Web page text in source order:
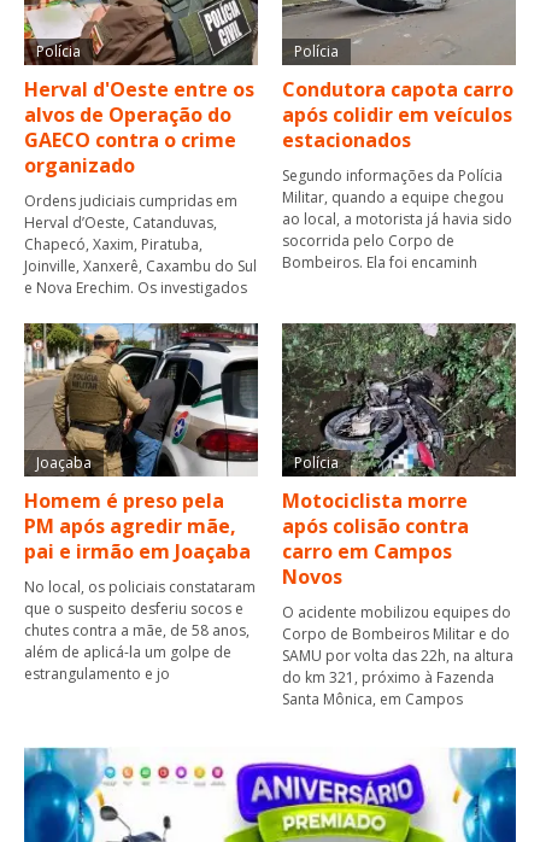
Polícia
Herval d'Oeste entre os
alvos de Operação do
GAECO contra o crime
organizado
Ordens judiciais cumpridas em
Herval d’Oeste, Catanduvas,
Chapecó, Xaxim, Piratuba,
Joinville, Xanxerê, Caxambu do Sul
e Nova Erechim. Os investigados
Polícia
Condutora capota carro
após colidir em veículos
estacionados
Segundo informações da Polícia
Militar, quando a equipe chegou
ao local, a motorista já havia sido
socorrida pelo Corpo de
Bombeiros. Ela foi encaminh
Joaçaba
Homem é preso pela
PM após agredir mãe,
pai e irmão em Joaçaba
No local, os policiais constataram
que o suspeito desferiu socos e
chutes contra a mãe, de 58 anos,
além de aplicá-la um golpe de
estrangulamento e jo
Polícia
Motociclista morre
após colisão contra
carro em Campos
Novos
O acidente mobilizou equipes do
Corpo de Bombeiros Militar e do
SAMU por volta das 22h, na altura
do km 321, próximo à Fazenda
Santa Mônica, em Campos